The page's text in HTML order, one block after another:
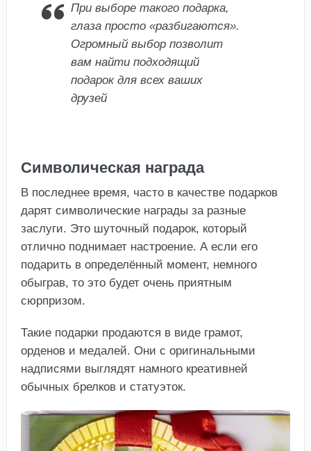
При выборе такого подарка,
глаза просто «разбигаются».
Огромный выбор позволит
вам найти подходящий
подарок для всех ваших
друзей
Символическая награда
В последнее время, часто в качестве подарков
дарят символические награды за разные
заслуги. Это шуточный подарок, который
отлично поднимает настроение. А если его
подарить в определённый момент, немного
обыграв, то это будет очень приятным
сюрпризом.
Такие подарки продаются в виде грамот,
орденов и медалей. Они с оригинальными
надписями выглядят намного креативней
обычных брелков и статуэток.